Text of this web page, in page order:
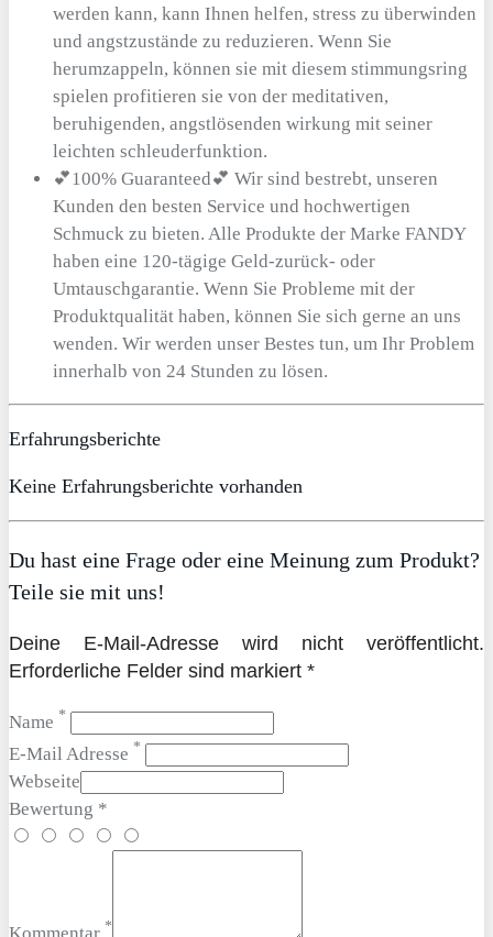
werden kann, kann Ihnen helfen, stress zu überwinden
und angstzustände zu reduzieren. Wenn Sie
herumzappeln, können sie mit diesem stimmungsring
spielen profitieren sie von der meditativen,
beruhigenden, angstlösenden wirkung mit seiner
leichten schleuderfunktion.
💕100% Guaranteed💕 Wir sind bestrebt, unseren
Kunden den besten Service und hochwertigen
Schmuck zu bieten. Alle Produkte der Marke FANDY
haben eine 120-tägige Geld-zurück- oder
Umtauschgarantie. Wenn Sie Probleme mit der
Produktqualität haben, können Sie sich gerne an uns
wenden. Wir werden unser Bestes tun, um Ihr Problem
innerhalb von 24 Stunden zu lösen.
Erfahrungsberichte
Keine Erfahrungsberichte vorhanden
Du hast eine Frage oder eine Meinung zum Produkt?
Teile sie mit uns!
Deine E-Mail-Adresse wird nicht veröffentlicht.
Erforderliche Felder sind markiert *
Name *
E-Mail Adresse *
Webseite
Bewertung *
*